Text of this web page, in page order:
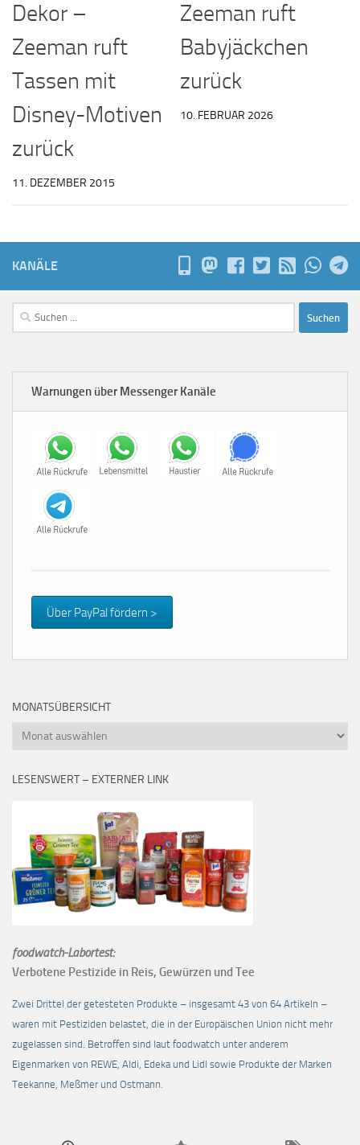
Dekor –
Zeeman ruft
Tassen mit
Disney-Motiven
zurück
11. DEZEMBER 2015
Zeeman ruft
Babyjäckchen
zurück
10. FEBRUAR 2026
KANÄLE
Suchen
nach:
Warnungen über Messenger Kanäle
Über PayPal fördern >
MONATSÜBERSICHT
Monatsübersicht
LESENSWERT – EXTERNER LINK
foodwatch-Labortest:
Verbotene Pestizide in Reis, Gewürzen und Tee
Zwei Drittel der getesteten Produkte – insgesamt 43 von 64 Artikeln –
waren mit Pestiziden belastet, die in der Europäischen Union nicht mehr
zugelassen sind. Betroffen sind laut foodwatch unter anderem
Eigenmarken von REWE, Aldi, Edeka und Lidl sowie Produkte der Marken
Teekanne, Meßmer und Ostmann.